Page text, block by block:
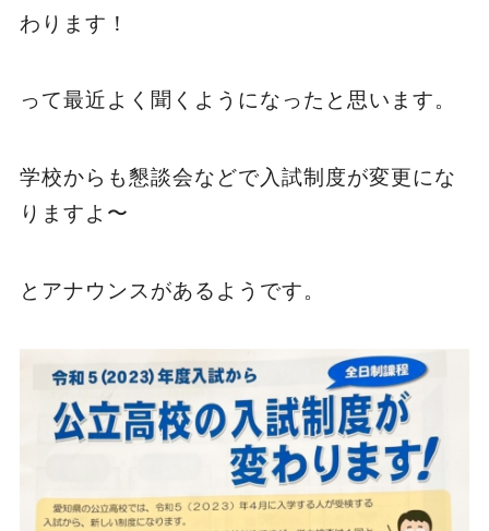
わります！
って最近よく聞くようになったと思います。
学校からも懇談会などで入試制度が変更にな
りますよ〜
とアナウンスがあるようです。